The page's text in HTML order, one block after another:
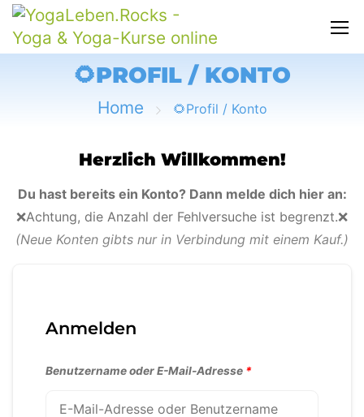
🌻PROFIL / KONTO
Home 🌻Profil / Konto
Herzlich Willkommen!
Du hast bereits ein Konto? Dann melde dich hier an:
❌Achtung, die Anzahl der Fehlversuche ist begrenzt.❌
(Neue Konten gibts nur in Verbindung mit einem Kauf.)
Anmelden
Benutzername oder E-Mail-Adresse *